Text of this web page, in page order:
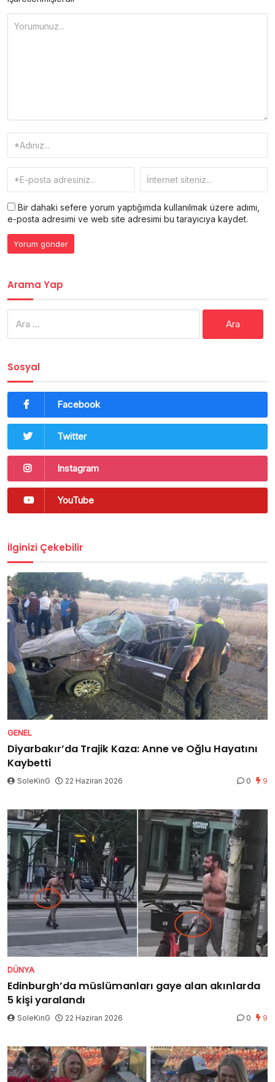
Bir dahaki sefere yorum yaptığımda kullanılmak üzere adımı,
e-posta adresimi ve web site adresimi bu tarayıcıya kaydet.
Arama Yap
Sosyal
Facebook
Twitter
Instagram
YouTube
İlginizi Çekebilir
GENEL
Diyarbakır’da Trajik Kaza: Anne ve Oğlu Hayatını
Kaybetti
SoleKinG 22 Haziran 2026 0 9
DÜNYA
Edinburgh’da müslümanları gaye alan akınlarda
5 kişi yaralandı
SoleKinG 22 Haziran 2026 0 9